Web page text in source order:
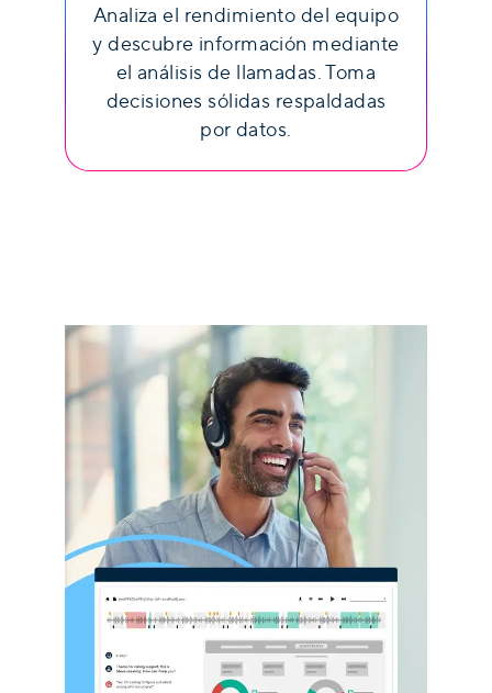
Analiza el rendimiento del equipo
y descubre información mediante
el análisis de llamadas. Toma
decisiones sólidas respaldadas
por datos.